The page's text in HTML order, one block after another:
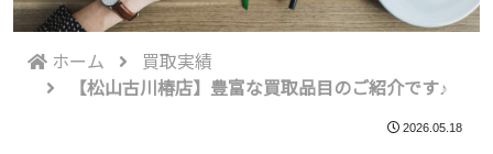
ホーム
買取実績
【松山古川椿店】豊富な買取品目のご紹介です♪
2026.05.18